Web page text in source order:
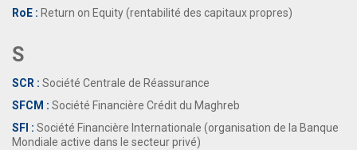
RoE : Return on Equity (rentabilité des capitaux propres)
S
SCR : Société Centrale de Réassurance
SFCM : Société Financière Crédit du Maghreb
SFI : Société Financière Internationale (organisation de la Banque
Mondiale active dans le secteur privé)